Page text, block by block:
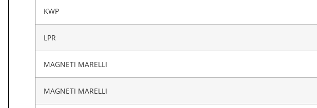
KWP
LPR
MAGNETI MARELLI
MAGNETI MARELLI